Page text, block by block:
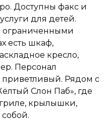
Доступны факс и
для детей.
ограниченными
есть шкаф,
кресло,
Персонал
Рядом с
Слон Паб», где
крылышки,